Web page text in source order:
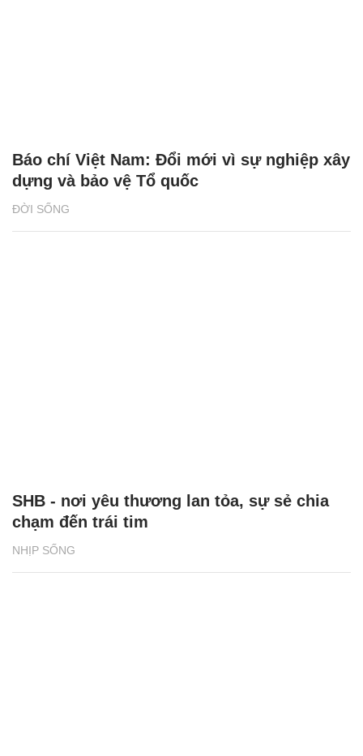
ĐỜI SỐNG
Báo chí Việt Nam: Đổi mới vì sự nghiệp xây
dựng và bảo vệ Tổ quốc
NHỊP SỐNG
SHB - nơi yêu thương lan tỏa, sự sẻ chia
chạm đến trái tim